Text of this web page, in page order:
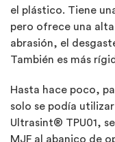
el plástico. Tiene
pero ofrece una
abrasión, el
También es más
Hasta hace poco,
solo se podía
Ultrasint® TPU01,
MJF al abanico de